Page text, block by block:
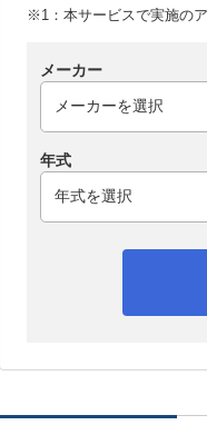
※1：本サービスで実施の
メーカー
年式